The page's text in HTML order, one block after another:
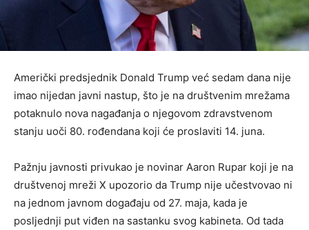
Američki predsjednik Donald Trump već sedam dana nije
imao nijedan javni nastup, što je na društvenim mrežama
potaknulo nova nagađanja o njegovom zdravstvenom
stanju uoči 80. rođendana koji će proslaviti 14. juna.
Pažnju javnosti privukao je novinar Aaron Rupar koji je na
društvenoj mreži X upozorio da Trump nije učestvovao ni
na jednom javnom događaju od 27. maja, kada je
posljednji put viđen na sastanku svog kabineta. Od tada